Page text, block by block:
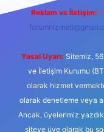
Reklam ve İletişim:
Yasal Uyarı: Sitemiz,
ve İletişim Kurumu
olarak hizmet
olarak denetleme veya
Ancak, üyelerimiz
siteye üye olarak bu